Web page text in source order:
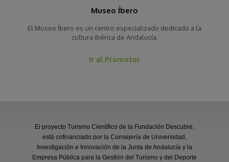
Museo Íbero
El Museo Íbero es un centro especializado dedicado a la
cultura ibérica de Andalucía.
Ir al Promotor
El proyecto Turismo Científico de la Fundación Descubre,
está cofinanciado por la Consejería de Universidad,
Investigación e Innovación de la Junta de Andalucía y la
Empresa Pública para la Gestión del Turismo y del Deporte